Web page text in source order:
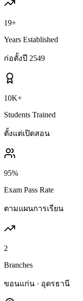
19+
Years Established
ก่อตั้งปี 2549
10K+
Students Trained
ตั้งแต่เปิดสอน
95%
Exam Pass Rate
ตามแผนการเรียน
2
Branches
ขอนแก่น · อุดรธานี